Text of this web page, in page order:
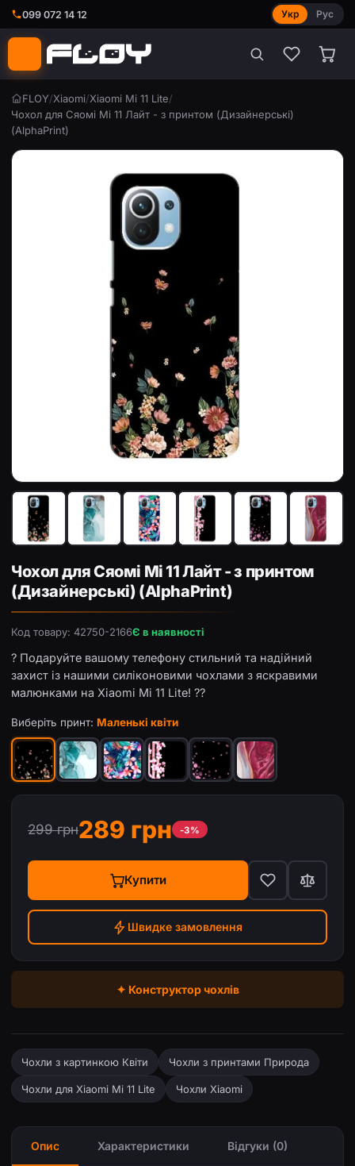
099 072 14 12 Укр Рус
FLOY/Xiaomi/Xiaomi Mi 11 Lite/
Чохол для Сяомі Мі 11 Лайт - з принтом (Дизайнерські)
(AlphaPrint)
Чохол з принтом «Маленькі квіти» для Xiaomi Mi 11 Lite
Чохол для Сяомі Мі 11 Лайт - з принтом
(Дизайнерські) (AlphaPrint)
Код товару: 42750-2166Є в наявності
? Подаруйте вашому телефону стильний та надійний
захист із нашими силіконовими чохлами з яскравими
малюнками на Xiaomi Mi 11 Lite! ??
Виберіть принт: Маленькі квіти
299 грн289 грн -3%
Купити
Швидке замовлення
✦ Конструктор чохлів
Чохли з картинкою Квіти Чохли з принтами Природа
Чохли для Xiaomi Mi 11 Lite Чохли Xiaomi
Опис Характеристики Відгуки (0)